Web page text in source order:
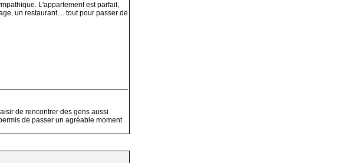
L'appartement est parfait,
un restaurant.... tout pour passer de
de rencontrer des gens aussi
de passer un agréable moment